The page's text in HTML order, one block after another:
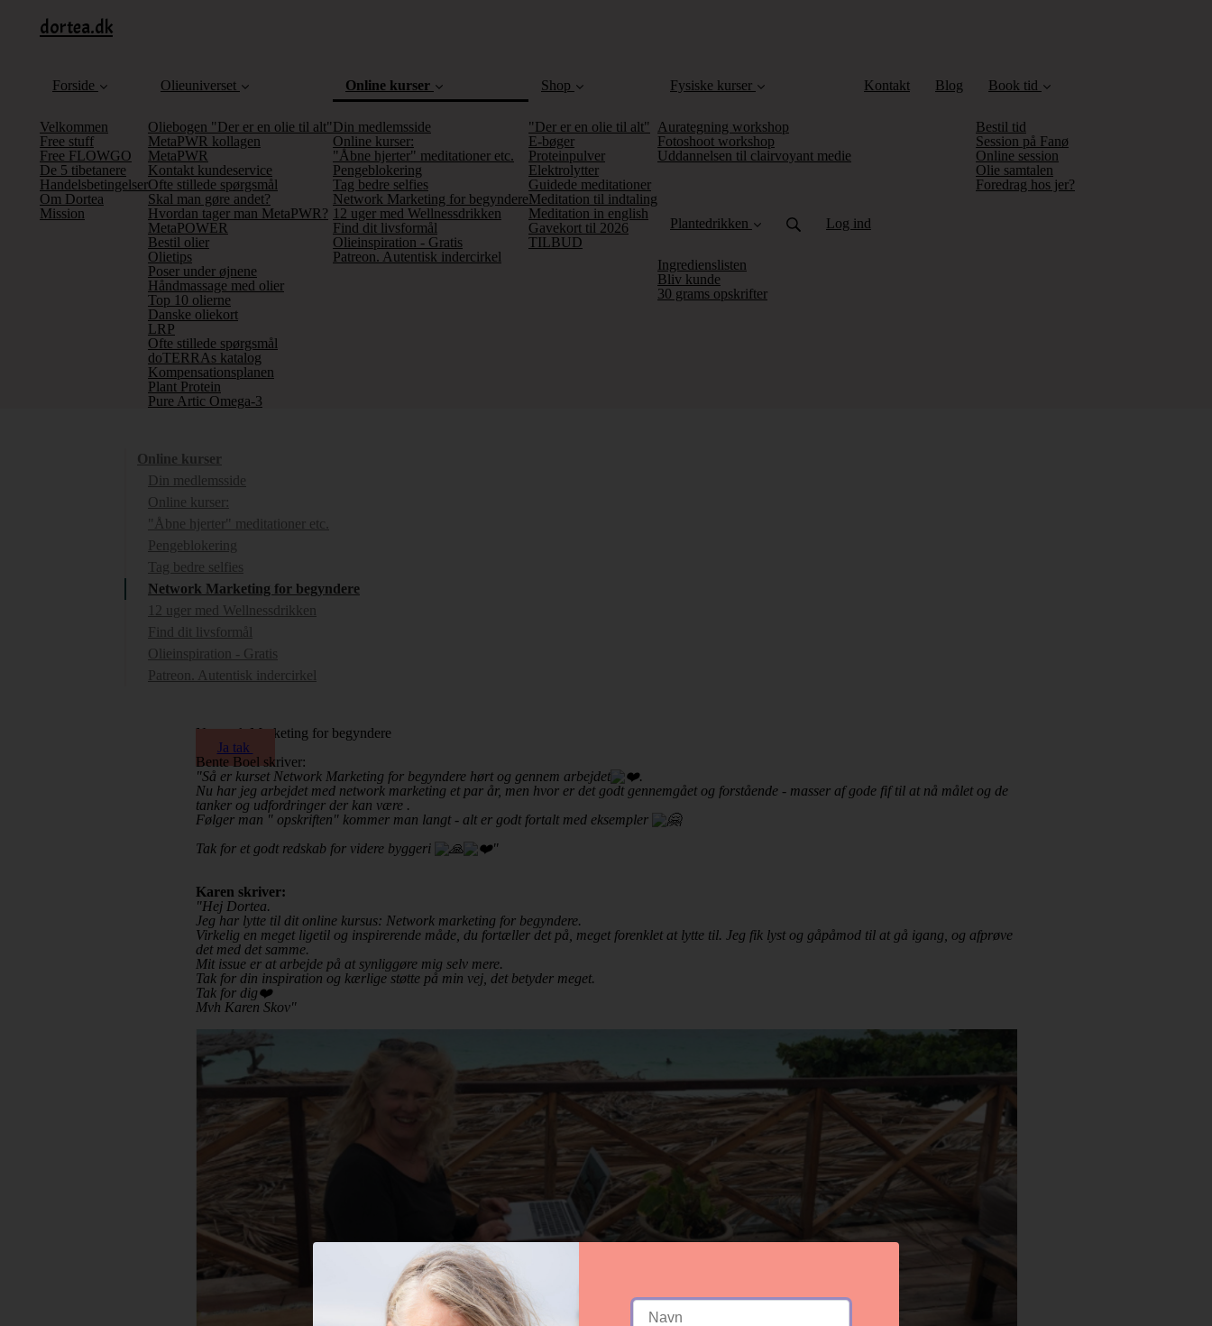
dortea.dk
Forside
Velkommen
Free stuff
Free FLOWGO
De 5 tibetanere
Handelsbetingelser
Om Dortea
Mission
Olieuniverset
Oliebogen "Der er en olie til alt"
MetaPWR kollagen
MetaPWR
Kontakt kundeservice
Ofte stillede spørgsmål
Skal man gøre andet?
Hvordan tager man MetaPWR?
MetaPOWER
Bestil olier
Olietips
Poser under øjnene
Håndmassage med olier
Top 10 olierne
Danske oliekort
LRP
Ofte stillede spørgsmål
doTERRAs katalog
Kompensationsplanen
Plant Protein
Pure Artic Omega-3
Online kurser
Din medlemsside
Online kurser:
"Åbne hjerter" meditationer etc.
Pengeblokering
Tag bedre selfies
Network Marketing for begyndere(current)
12 uger med Wellnessdrikken
Find dit livsformål
Olieinspiration - Gratis
Patreon. Autentisk indercirkel
Shop
"Der er en olie til alt"
E-bøger
Proteinpulver
Elektrolytter
Guidede meditationer
Meditation til indtaling
Meditation in english
Gavekort til 2026
TILBUD
Fysiske kurser
Aurategning workshop
Fotoshoot workshop
Uddannelsen til clairvoyant medie
Kontakt Blog Book tid
Bestil tid
Session på Fanø
Online session
Olie samtalen
Foredrag hos jer?
Plantedrikken
Ingredienslisten
Bliv kunde
30 grams opskrifter
Log ind
Online kurser
Din medlemsside
Online kurser:
"Åbne hjerter" meditationer etc.
Pengeblokering
Tag bedre selfies
Network Marketing for begyndere
12 uger med Wellnessdrikken
Find dit livsformål
Olieinspiration - Gratis
Patreon. Autentisk indercirkel
Network Marketing for begyndere
Ja tak
Bente Boel skriver:
"Så er kurset Network Marketing for begyndere hørt og gennem arbejdet
.
Nu har jeg arbejdet med network marketing et par år, men hvor er det godt gennemgået og forstående - masser af gode fif til at nå målet og de
tanker og udfordringer der kan være .
Følger man " opskriften" kommer man langt - alt er godt fortalt med eksempler
Tak for et godt redskab for videre byggeri
"
Karen skriver:
"Hej Dortea.
Jeg har lytte til dit online kursus: Network marketing for begyndere.
Virkelig en meget ligetil og inspirerende måde, du fortæller det på, meget forenklet at lytte til. Jeg fik lyst og gåpåmod til at gå igang, og afprøve
det med det samme.
Mit issue er at arbejde på at synliggøre mig selv mere.
Tak for din inspiration og kærlige støtte på min vej, det betyder meget.
Tak for dig❤️
Mvh Karen Skov"